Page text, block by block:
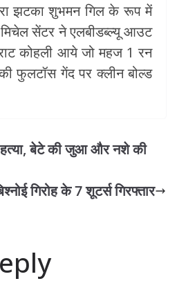
झटका शुभमन गिल के रूप में
सेंटर ने एलबीडब्ल्यू आउट
कोहली आये जो महज 1 रन
फुलटॉस गेंद पर क्लीन बोल्ड
हत्या, बेटे की जुआ और नशे की
गिरोह के 7 शूटर्स गिरफ्तार